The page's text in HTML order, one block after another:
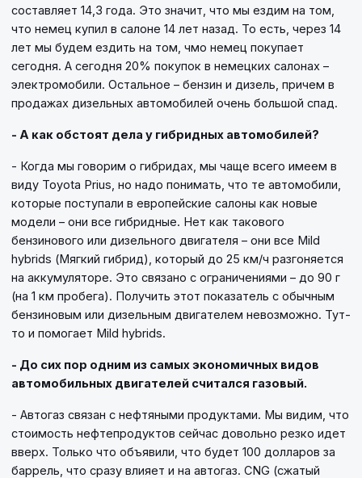
составляет 14,3 года. Это значит, что мы ездим на том,
что немец купил в салоне 14 лет назад. То есть, через 14
лет мы будем ездить на том, чмо немец покупает
сегодня. А сегодня 20% покупок в немецких салонах –
электромобили. Остальное – бензин и дизель, причем в
продажах дизельных автомобилей очень большой спад.
- А как обстоят дела у гибридных автомобилей?
- Когда мы говорим о гибридах, мы чаще всего имеем в
виду Toyota Prius, но надо понимать, что те автомобили,
которые поступали в европейские салоны как новые
модели – они все гибридные. Нет как такового
бензинового или дизельного двигателя – они все Mild
hybrids (Мягкий гибрид), который до 25 км/ч разгоняется
на аккумуляторе. Это связано с ограничениями – до 90 г
(на 1 км пробега). Получить этот показатель с обычным
бензиновым или дизельным двигателем невозможно. Тут-
то и помогает Mild hybrids.
- До сих пор одним из самых экономичных видов
автомобильных двигателей считался газовый.
- Автогаз связан с нефтяными продуктами. Мы видим, что
стоимость нефтепродуктов сейчас довольно резко идет
вверх. Только что объявили, что будет 100 долларов за
баррель, что сразу влияет и на автогаз. CNG (сжатый